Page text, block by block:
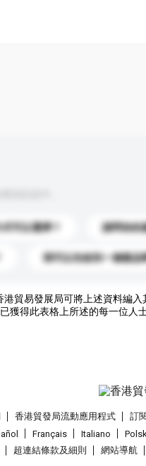
可以選擇？ 請問你的
我可以先收到一個樣品
港貿易發展局可將上述資料編
獲得此表格上所述的每一位人
香港貿發局流動應用程式 訂
Français Italiano
超連結條款及細則 網站導航